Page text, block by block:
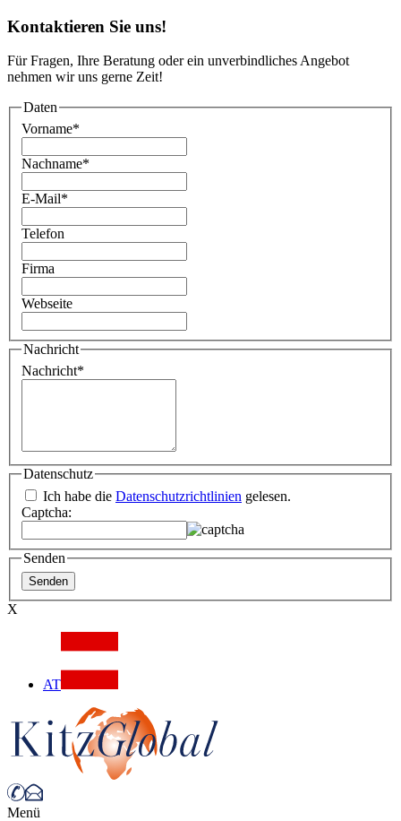
Kontaktieren Sie uns!
Für Fragen, Ihre Beratung oder ein unverbindliches Angebot
nehmen wir uns gerne Zeit!
Daten
Vorname*
Nachname*
E-Mail*
Telefon
Firma
Webseite
Nachricht
Nachricht*
Datenschutz
Ich habe die Datenschutzrichtlinien gelesen.
Captcha:
Senden
X
AT
Menü